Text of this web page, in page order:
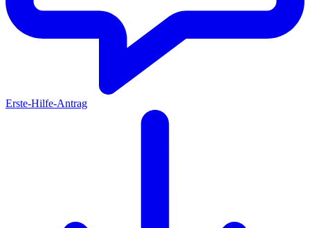
Erste-Hilfe-Antrag